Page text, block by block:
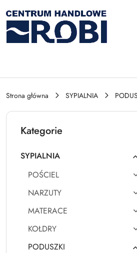
Przejdź do treści głównej
Przejdź do wyszukiwarki
Przejdź do moje konto
Przejdź do menu głównego
Przejdź do stopki
Strona główna SYPIALNIA
Kategorie
SYPIALNIA
POŚCIEL
NARZUTY
MATERACE
KOŁDRY
PODUSZKI